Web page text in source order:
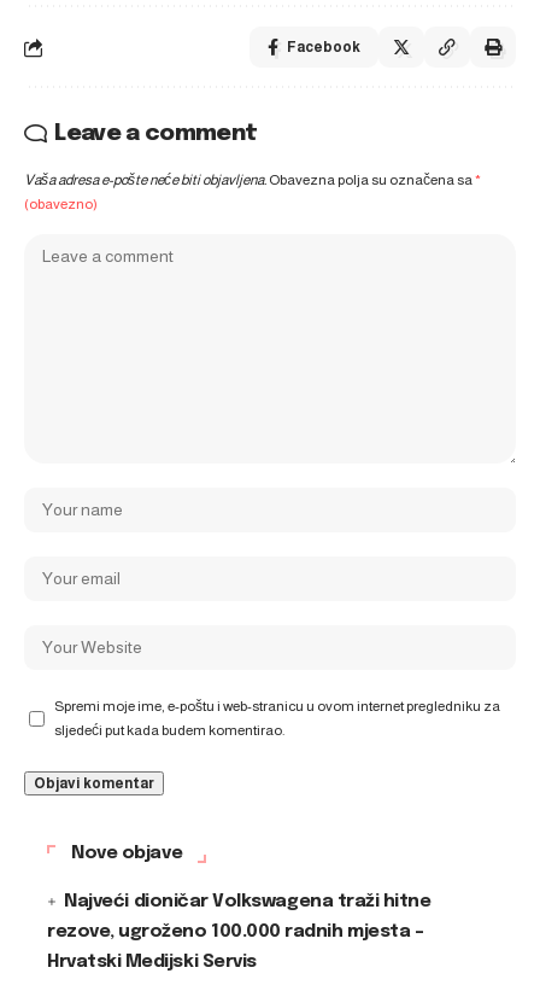
Facebook
Leave a comment
Vaša adresa e-pošte neće biti objavljena. Obavezna polja su označena sa*
(obavezno)
Spremi moje ime, e-poštu i web-stranicu u ovom internet pregledniku za
sljedeći put kada budem komentirao.
Nove objave
Najveći dioničar Volkswagena traži hitne
rezove, ugroženo 100.000 radnih mjesta –
Hrvatski Medijski Servis